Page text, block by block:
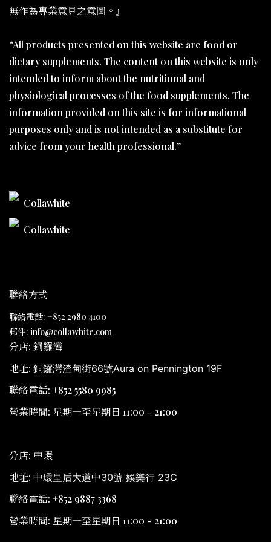
無作為專業意見之意圖。』
“All products presented on this website are food or
dietary supplements. The content on this website is only
intended to inform about the nutritional and
physiological processes of the food supplements. The
information provided on this site is for informational
purposes only and is not intended as a substitute for
advice from your health professional.”
Collawhite
Collawhite
聯絡方式
聯絡電話: +852 2980 4100
郵件: info@collawhite.com
分店: 銅鑼灣
地址: 銅鑼灣渣甸街66號Aura on Pennington 19F
聯絡電話: +852 5580 9985
營業時間: 星期一至星期日 11:00 - 21:00
分店: 中環
地址: 中環皇后大道中30號 娛樂行 23C
聯絡電話: +852 9887 3368
營業時間: 星期一至星期日 11:00 - 21:00